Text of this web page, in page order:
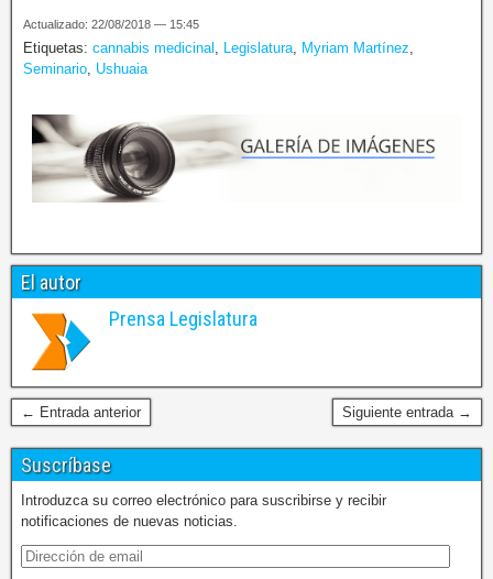
Actualizado: 22/08/2018 — 15:45
Etiquetas: cannabis medicinal Legislatura Myriam Martínez
Seminario Ushuaia
El autor
Prensa Legislatura
← Entrada anterior Siguiente entrada →
Suscríbase
Introduzca su correo electrónico para suscribirse y recibir
notificaciones de nuevas noticias.